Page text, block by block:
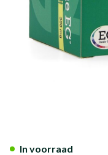
In voorraad